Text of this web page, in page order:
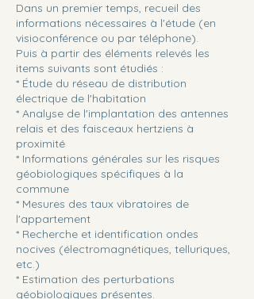
Dans un premier temps, recueil des
informations nécessaires à l'étude (en
visioconférence ou par téléphone).
Puis à partir des éléments relevés les
items suivants sont étudiés :
* Étude du réseau de distribution
électrique de l'habitation
* Analyse de l'implantation des antennes
relais et des faisceaux hertziens à
proximité
* Informations générales sur les risques
géobiologiques spécifiques à la
commune
* Mesures des taux vibratoires de
l'appartement
* Recherche et identification ondes
nocives (électromagnétiques, telluriques,
etc.)
* Estimation des perturbations
géobiologiques présentes.